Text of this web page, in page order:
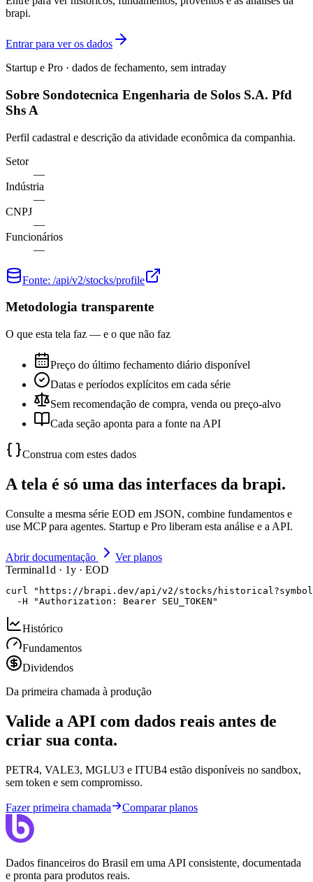
brapi.
Entrar para ver os dados
Startup e Pro · dados de fechamento, sem intraday
Sobre Sondotecnica Engenharia de Solos S.A. Pfd
Shs A
Perfil cadastral e descrição da atividade econômica da companhia.
Setor
—
Indústria
—
CNPJ
—
Funcionários
—
Fonte: /api/v2/stocks/profile
Metodologia transparente
O que esta tela faz — e o que não faz
Preço do último fechamento diário disponível
Datas e períodos explícitos em cada série
Sem recomendação de compra, venda ou preço-alvo
Cada seção aponta para a fonte na API
Construa com estes dados
A tela é só uma das interfaces da brapi.
Consulte a mesma série EOD em JSON, combine fundamentos e
use MCP para agentes. Startup e Pro liberam esta análise e a API.
Abrir documentação
Ver planos
Terminal1d · 1y · EOD
curl "https://brapi.dev/api/v2/stocks/
  -H "Authorization: Bearer SEU_TOKEN"
Histórico
Fundamentos
Dividendos
Da primeira chamada à produção
Valide a API com dados reais antes de
criar sua conta.
PETR4, VALE3, MGLU3 e ITUB4 estão disponíveis no sandbox,
sem token e sem compromisso.
Fazer primeira chamada Comparar planos
Dados financeiros do Brasil em uma API consistente, documentada
e pronta para produtos reais.